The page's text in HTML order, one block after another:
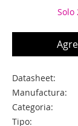
Solo
Datasheet:
Manufactura:
Categoria:
Tipo: